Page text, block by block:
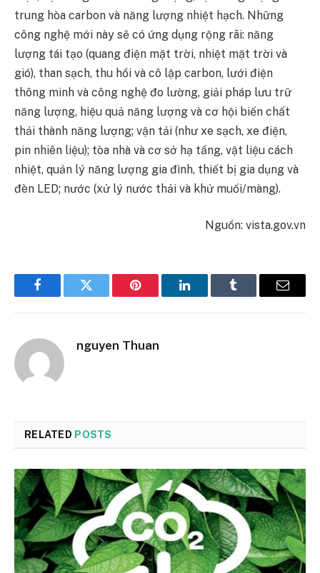
trung hòa carbon và năng lượng nhiệt hạch. Những
công nghệ mới này sẽ có ứng dụng rộng rãi: năng
lượng tái tạo (quang điện mặt trời, nhiệt mặt trời và
gió), than sạch, thu hồi và cô lập carbon, lưới điện
thông minh và công nghệ đo lường, giải pháp lưu trữ
năng lượng, hiệu quả năng lượng và cơ hội biến chất
thải thành năng lượng; vận tải (như xe sạch, xe điện,
pin nhiên liệu); tòa nhà và cơ sở hạ tầng, vật liệu cách
nhiệt, quản lý năng lượng gia đình, thiết bị gia dụng và
đèn LED; nước (xử lý nước thải và khử muối/màng).
Nguồn: vista.gov.vn
FacebookTwitter Pinterest LinkedInTumblr Email
nguyen Thuan
RELATED POSTS